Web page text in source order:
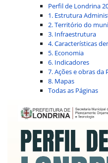
Perfil de Londrina
1. Estrutura
2. Território do
3. Infraestrutura
4. Características
5. Economia
6. Indicadores
7. Ações e obras
8. Mapas
Todas as Páginas